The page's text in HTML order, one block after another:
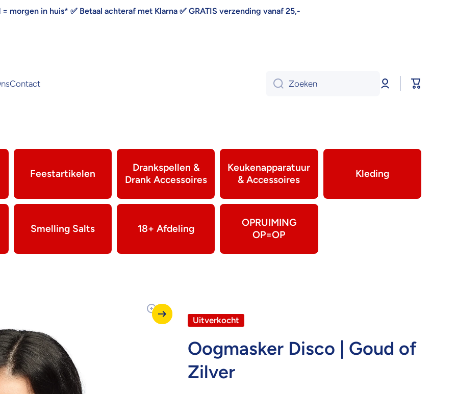
= morgen in huis* ✅ Betaal achteraf met Klarna ✅ GRATIS verzending vanaf 25,-
Contact Zoeken
Log
in
Feestartikelen
Drankspellen &
Drank Accessoires
Keukenapparatuur
& Accessoires
Kleding
Smelling Salts 18+ Afdeling
OPRUIMING
OP=OP
Uitverkocht
Oogmasker Disco | Goud of
Zilver